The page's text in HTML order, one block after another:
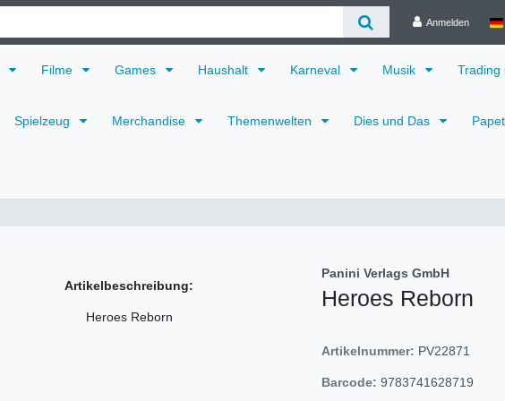
Anmelden
Filme Games Haushalt Karneval Musik Trading
Spielzeug Merchandise Themenwelten Dies und Das
Artikelbeschreibung:
Heroes Reborn
Panini Verlags GmbH
Heroes Reborn
Artikelnummer: PV22871
Barcode: 9783741628719